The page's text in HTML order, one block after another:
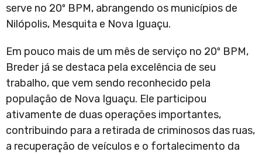
serve no 20º BPM, abrangendo os municípios de
Nilópolis, Mesquita e Nova Iguaçu.
Em pouco mais de um mês de serviço no 20º BPM,
Breder já se destaca pela excelência de seu
trabalho, que vem sendo reconhecido pela
população de Nova Iguaçu. Ele participou
ativamente de duas operações importantes,
contribuindo para a retirada de criminosos das ruas,
a recuperação de veículos e o fortalecimento da